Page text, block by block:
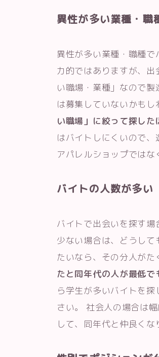
異性が多い業種・職
異性が多い業種・職種
力的ではありますが、
い職場・業種」なので
は募集していないかも
い職場」に絞って探した
はバイトしにくいので
アパレルショップではな
バイトの人数が多い
バイトで出会いを探す
少ない場合は、どうし
たいなら、その分人がた
たと同年代の人が最低で
ら学生が多いバイトを
さい。 社会人の場合は
して、同年代と仲良くな